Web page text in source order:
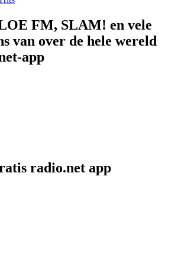
FM, SLAM! en vele
van over de hele wereld
app
radio.net app